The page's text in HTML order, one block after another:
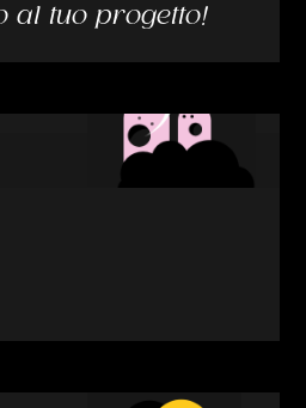
al tuo progetto!